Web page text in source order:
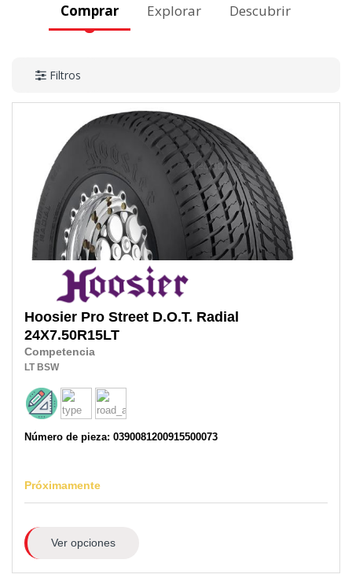
Comprar Explorar Descubrir
Filtros
Hoosier Pro Street D.O.T. Radial
24X7.50R15LT
Competencia
LT BSW
Número de pieza: 0390081200915500073
Próximamente
Ver opciones